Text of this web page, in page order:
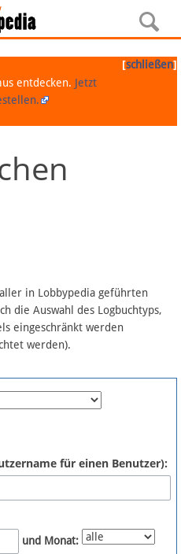
[schließen]
entdecken. Jetzt
in Lobbypedia geführten
die Auswahl des Logbuchtyps,
eingeschränkt werden
werden).
für einen Benutzer):
und Monat: